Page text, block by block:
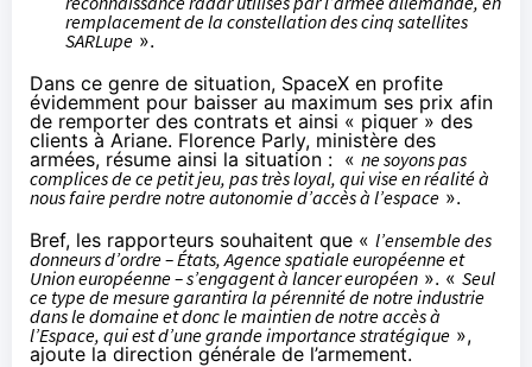
remplacement de la constellation des cinq satellites
SARLupe ».
Dans ce genre de situation, SpaceX en profite
évidemment pour baisser au maximum ses prix afin
de remporter des contrats et ainsi « piquer » des
clients à Ariane. Florence Parly, ministère des
armées, résume ainsi la situation : « ne soyons pas
complices de ce petit jeu, pas très loyal, qui vise en réalité à
nous faire perdre notre autonomie d’accès à l’espace ».
Bref, les rapporteurs souhaitent que « l’ensemble des
donneurs d’ordre – États, Agence spatiale européenne et
Union européenne – s’engagent à lancer européen ». « Seul
ce type de mesure garantira la pérennité de notre industrie
dans le domaine et donc le maintien de notre accès à
l’Espace, qui est d’une grande importance stratégique »,
ajoute la direction générale de l’armement.